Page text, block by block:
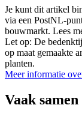
Je kunt dit artikel
via een PostNL-
bouwmarkt. Lees
Let op: De
op maat gemaakte
planten.
Meer informatie
Vaak